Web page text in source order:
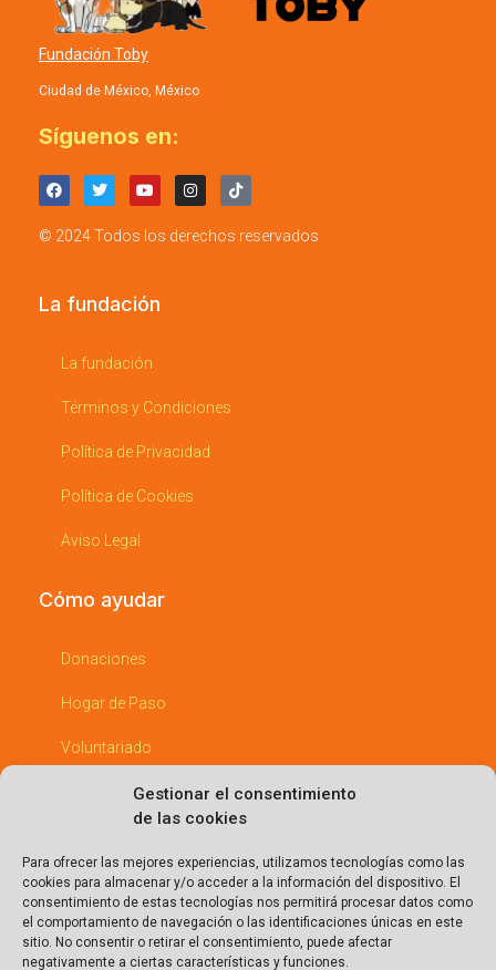
Gestionar el consentimiento
de las cookies
Para ofrecer las mejores experiencias, utilizamos tecnologías como las
cookies para almacenar y/o acceder a la información del dispositivo. El
consentimiento de estas tecnologías nos permitirá procesar datos como
el comportamiento de navegación o las identificaciones únicas en este
sitio. No consentir o retirar el consentimiento, puede afectar
negativamente a ciertas características y funciones.
Fundación Toby
Ciudad de México, México
Síguenos en:
© 2024 Todos los derechos reservados
La fundación
La fundación
Términos y Condiciones
Política de Privacidad
Política de Cookies
Aviso Legal
Cómo ayudar
Donaciones
Hogar de Paso
Voluntariado
Entérate
Eventos